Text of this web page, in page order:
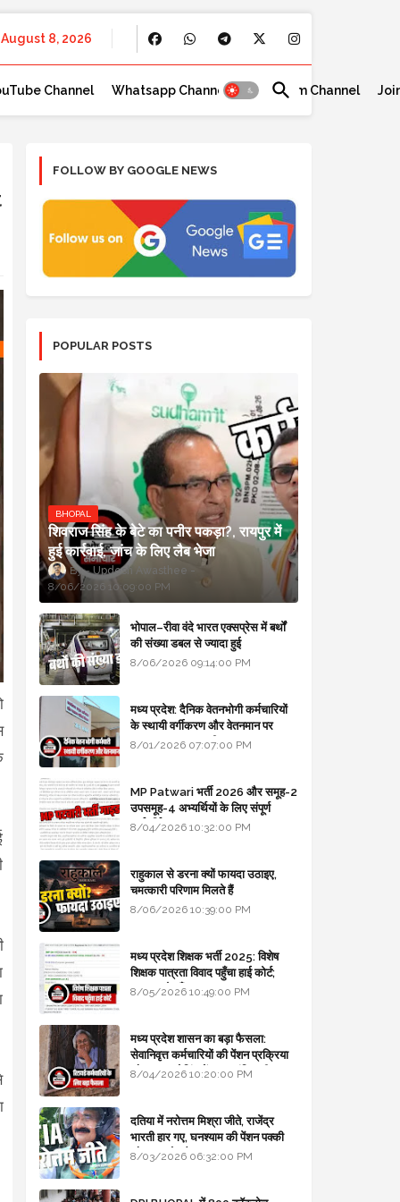
August 8, 2026
Channel Whatsapp Channel Telegram Channel
FOLLOW BY GOOGLE NEWS
POPULAR POSTS
BHOPAL
शिवराज सिंह के बेटे का पनीर पकड़ा?, रायपुर में
हुई कार्रवाई, जांच के लिए लैब भेजा
Updesh Awasthee
8/06/2026 10:09:00 PM
भोपाल–रीवा वंदे भारत एक्सप्रेस में बर्थों
की संख्या डबल से ज्यादा हुई
8/06/2026 09:14:00 PM
मध्य प्रदेश: दैनिक वेतनभोगी कर्मचारियों
के स्थायी वर्गीकरण और वेतनमान पर
सरकार का बड़ा स्पष्टीकरण
8/01/2026 07:07:00 PM
MP Patwari भर्ती 2026 और समूह-2
उपसमूह-4 अभ्यर्थियों के लिए संपूर्ण
मार्गदर्शिका
8/04/2026 10:32:00 PM
राहुकाल से डरना क्यों फायदा उठाइए,
चमत्कारी परिणाम मिलते हैं
8/06/2026 10:39:00 PM
मध्य प्रदेश शिक्षक भर्ती 2025: विशेष
शिक्षक पात्रता विवाद पहुँचा हाई कोर्ट;
सरकार से माँगा जवाब
8/05/2026 10:49:00 PM
मध्य प्रदेश शासन का बड़ा फैसला:
सेवानिवृत्त कर्मचारियों की पेंशन प्रक्रिया
और बजट कोडिंग में हुए क्रांतिकारी
8/04/2026 10:20:00 PM
दतिया में नरोत्तम मिश्रा जीते, राजेंद्र
भारती हार गए, घनश्याम की पेंशन पक्की
और आशुतोष बैक टू...
8/03/2026 06:32:00 PM